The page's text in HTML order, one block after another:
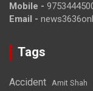
Mobile -
Email -
Tags
Accident Amit Shah